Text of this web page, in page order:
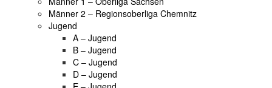
Männer 2 – Regionsoberliga Chemnitz
Jugend
A – Jugend
B – Jugend
C – Jugend
D – Jugend